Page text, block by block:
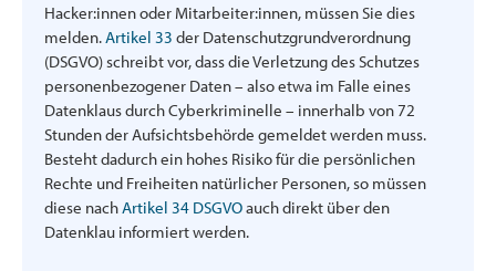
Hacker:innen oder Mitarbeiter:innen, müssen Sie dies
melden.Artikel 33 der Datenschutzgrundverordnung
(DSGVO) schreibt vor, dass die Verletzung des Schutzes
personenbezogener Daten – also etwa im Falle eines
Datenklaus durch Cyberkriminelle – innerhalb von 72
Stunden der Aufsichtsbehörde gemeldet werden muss.
Besteht dadurch ein hohes Risiko für die persönlichen
Rechte und Freiheiten natürlicher Personen, so müssen
diese nachArtikel 34 DSGVOauch direkt über den
Datenklau informiert werden.